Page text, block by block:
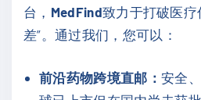
台， MedFind致力于打破医疗
差”。通过我们，您可以：
前沿药物跨境直邮： 安全